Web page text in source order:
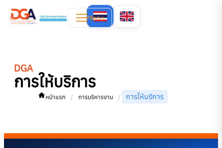
Menu
DGA
การให้บริการ
หน้าแรก / การบริหารงาน / การให้บริการ